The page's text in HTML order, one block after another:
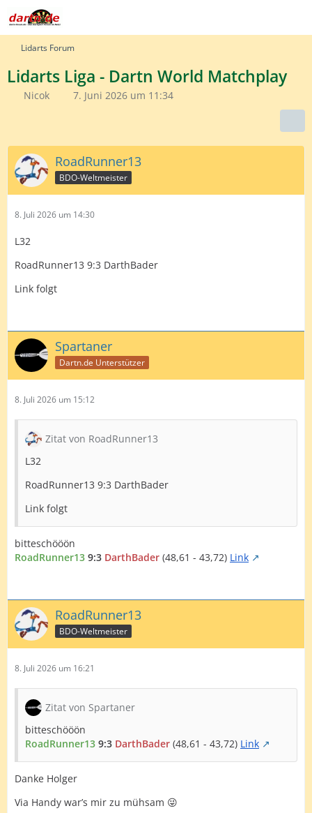
Lidarts Forum
Lidarts Liga - Dartn World Matchplay
Nicok 7. Juni 2026 um 11:34
RoadRunner13
BDO-Weltmeister
8. Juli 2026 um 14:30
L32
RoadRunner13 9:3 DarthBader
Link folgt
Spartaner
Dartn.de Unterstützer
8. Juli 2026 um 15:12
Zitat von RoadRunner13
L32
RoadRunner13 9:3 DarthBader
Link folgt
bitteschööön
RoadRunner13 9:3 DarthBader (48,61 - 43,72) Link
RoadRunner13
BDO-Weltmeister
8. Juli 2026 um 16:21
Zitat von Spartaner
bitteschööön
RoadRunner13 9:3 DarthBader (48,61 - 43,72) Link
Danke Holger
Via Handy war’s mir zu mühsam 😜